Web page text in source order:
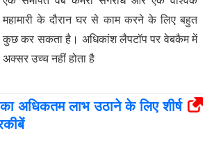
महामारी के दौरान घर से काम करने के लिए बहुत
कुछ कर सकता है। अधिकांश लैपटॉप पर वेबकैम में
अक्सर उच्च नहीं होता है
अधिकतम लाभ उठाने के लिए शीर्ष